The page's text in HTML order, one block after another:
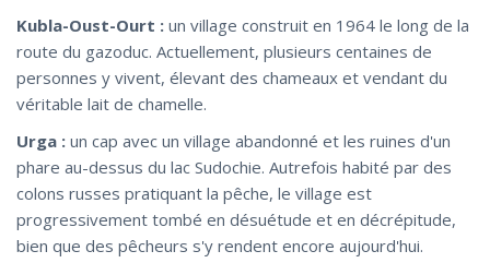
Kubla-Oust-Ourt : un village construit en 1964 le long de la
route du gazoduc. Actuellement, plusieurs centaines de
personnes y vivent, élevant des chameaux et vendant du
véritable lait de chamelle.
Urga : un cap avec un village abandonné et les ruines d'un
phare au-dessus du lac Sudochie. Autrefois habité par des
colons russes pratiquant la pêche, le village est
progressivement tombé en désuétude et en décrépitude,
bien que des pêcheurs s'y rendent encore aujourd'hui.